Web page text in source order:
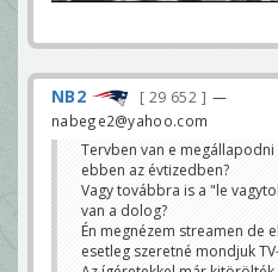
NB2 29 652
—
nabege2@yahoo.com
Tervben van e
ebben az évtizedben?
Vagy továbbra is a "le
van a dolog?
Én megnézem streamen de
esetleg szeretné mondjuk